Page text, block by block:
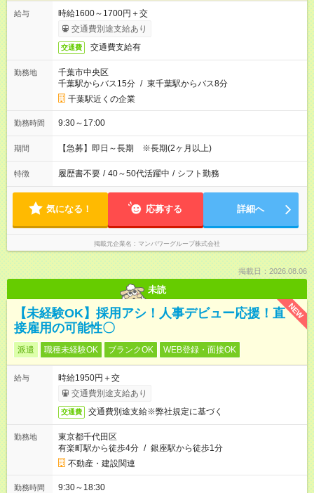
給与
時給1600～1700円＋交
交通費別途支給あり
交通費 交通費支給有
勤務地
千葉市中央区
千葉駅からバス15分 / 東千葉駅からバス8分
千葉駅近くの企業
勤務時間 9:30～17:00
期間 【急募】即日～長期 ※長期(2ヶ月以上)
特徴 履歴書不要 / 40～50代活躍中 / シフト勤務
気になる！ 応募する 詳細へ
掲載元企業名 マンパワーグループ株式会社
掲載日：2026.08.06
未読
NEW
【未経験OK】採用アシ！人事デビュー応援！直
接雇用の可能性〇
派遣 職種未経験OK ブランクOK WEB登録・面接OK
給与
時給1950円＋交
交通費別途支給あり
交通費 交通費別途支給※弊社規定に基づく
勤務地
東京都千代田区
有楽町駅から徒歩4分 / 銀座駅から徒歩1分
不動産・建設関連
勤務時間 9:30～18:30